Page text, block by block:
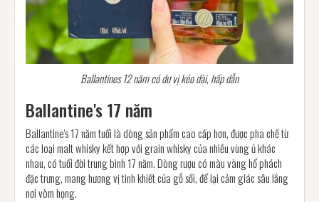
Ballantines 12 năm có dư vị kéo dài, hấp dẫn
Ballantine's 17 năm
Ballantine's 17 năm tuổi là dòng sản phẩm cao cấp hơn, được pha chế từ
các loại malt whisky kết hợp với grain whisky của nhiều vùng ủ khác
nhau, có tuổi đời trung bình 17 năm. Dòng rượu có màu vàng hổ phách
đặc trưng, mang hương vị tinh khiết của gỗ sồi, để lại cảm giác sâu lắng
nơi vòm họng.